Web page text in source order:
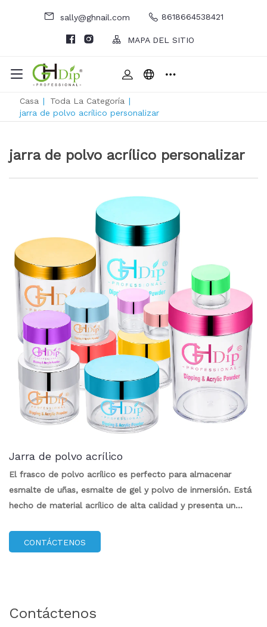
sally@ghnail.com 8618664538421
MAPA DEL SITIO
Casa | Toda La Categoría |
jarra de polvo acrílico personalizar
jarra de polvo acrílico personalizar
Jarra de polvo acrílico
El frasco de polvo acrílico es perfecto para almacenar
esmalte de uñas, esmalte de gel y polvo de inmersión. Está
hecho de material acrílico de alta calidad y presenta un
Su diseño liviano y a prueba de fugas lo hace ideal tanto
para uso en casa como profesional. ¡Obtenga su frasco de
CONTÁCTENOS
Contáctenos